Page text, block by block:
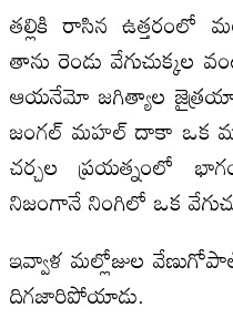
తల్లికి రాసిన ఉత్తరంలో
తాను రెండు వేగుచుక్కల
ఆయనేమో జగిత్యాల
జంగల్‌ మహల్‌ దాకా ఒక
చర్చల ప్రయత్నంలో
నిజంగానే నింగిలో ఒక
ఇవ్వాళ మల్లోజుల
దిగజారిపోయాడు.